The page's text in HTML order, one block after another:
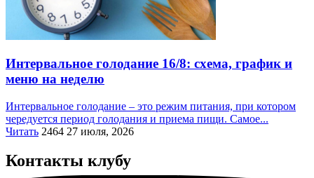
Интервальное голодание 16/8: схема, график и
меню на неделю
Интервальное голодание – это режим питания, при котором
чередуется период голодания и приема пищи. Самое...
Читать 2464 27 июля, 2026
Контакты клубу